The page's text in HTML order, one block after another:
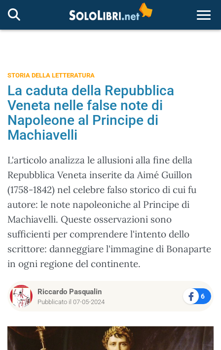
STORIA DELLA LETTERATURA
La caduta della Repubblica
Veneta nelle false note di
Napoleone al Principe di
Machiavelli
L'articolo analizza le allusioni alla fine della
Repubblica Veneta inserite da Aimé Guillon
(1758-1842) nel celebre falso storico di cui fu
autore: le note napoleoniche al Principe di
Machiavelli. Queste osservazioni sono
sufficienti per comprendere l'intento dello
scrittore: danneggiare l'immagine di Bonaparte
in ogni regione del continente.
Riccardo Pasqualin
Pubblicato il 07-05-2024
6